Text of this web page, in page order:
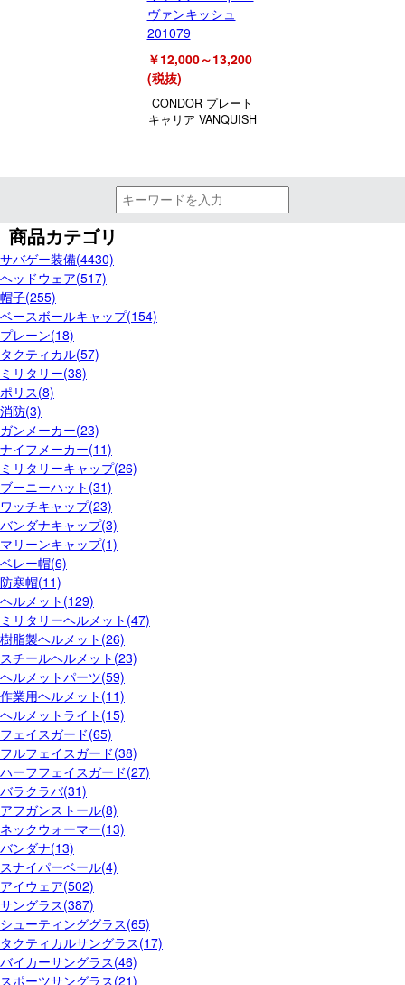
ヴァンキッシュ
201079
￥12,000～13,200
(税抜)
CONDOR プレート
キャリア VANQUISH
商品カテゴリ
サバゲー装備(4430)
ヘッドウェア(517)
帽子(255)
ベースボールキャップ(154)
プレーン(18)
タクティカル(57)
ミリタリー(38)
ポリス(8)
消防(3)
ガンメーカー(23)
ナイフメーカー(11)
ミリタリーキャップ(26)
ブーニーハット(31)
ワッチキャップ(23)
バンダナキャップ(3)
マリーンキャップ(1)
ベレー帽(6)
防寒帽(11)
ヘルメット(129)
ミリタリーヘルメット(47)
樹脂製ヘルメット(26)
スチールヘルメット(23)
ヘルメットパーツ(59)
作業用ヘルメット(11)
ヘルメットライト(15)
フェイスガード(65)
フルフェイスガード(38)
ハーフフェイスガード(27)
バラクラバ(31)
アフガンストール(8)
ネックウォーマー(13)
バンダナ(13)
スナイパーベール(4)
アイウェア(502)
サングラス(387)
シューティンググラス(65)
タクティカルサングラス(17)
バイカーサングラス(46)
スポーツサングラス(21)